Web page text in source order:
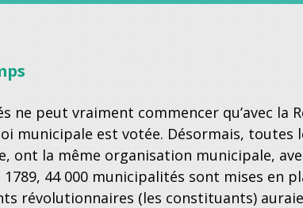
ne peut vraiment commencer qu’avec la
municipale est votée. Désormais, toutes
ont la même organisation municipale,
44 000 municipalités sont mises en
révolutionnaires (les constituants)